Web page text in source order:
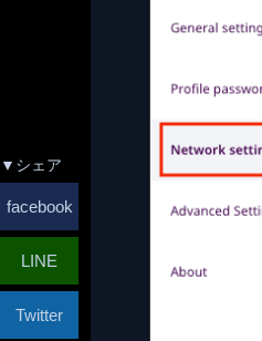
▼シェア
facebook
LINE
Twitter